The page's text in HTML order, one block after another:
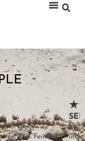
–
Niveau. Hut